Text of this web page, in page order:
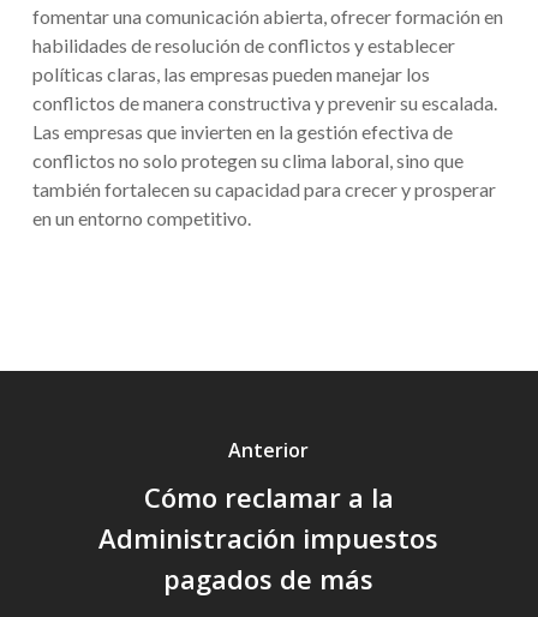
fomentar una comunicación abierta, ofrecer formación en
habilidades de resolución de conflictos y establecer
políticas claras, las empresas pueden manejar los
conflictos de manera constructiva y prevenir su escalada.
Las empresas que invierten en la gestión efectiva de
conflictos no solo protegen su clima laboral, sino que
también fortalecen su capacidad para crecer y prosperar
en un entorno competitivo.
Anterior
Cómo reclamar a la
Administración impuestos
pagados de más